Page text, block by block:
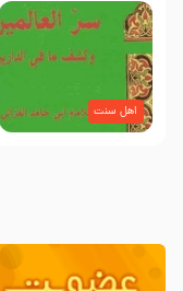
اهل سنت